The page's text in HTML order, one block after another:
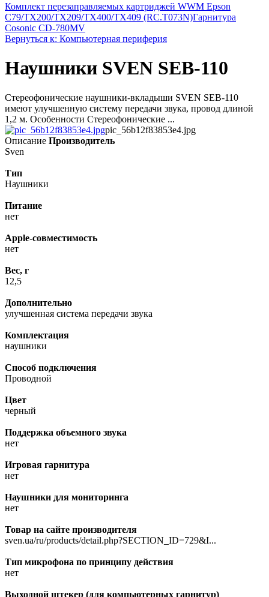
Комплект перезаправляемых картриджей WWM Epson
C79/TX200/TX209/TX400/TX409 (RC.T073N)Гарнитура
Cosonic CD-780MV
Вернуться к: Компьютерная периферия
Наушники SVEN SEB-110
Стереофонические наушники-вкладыши SVEN SEB-110
имеют улучшенную систему передачи звука, провод длиной
1,2 м. Особенности Стереофонические ...
pic_56b12f83853e4.jpg
Описание Производитель
Sven
Тип
Наушники
Питание
нет
Apple-совместимость
нет
Вес, г
12,5
Дополнительно
улучшенная система передачи звука
Комплектация
наушники
Способ подключения
Проводной
Цвет
черный
Поддержка объемного звука
нет
Игровая гарнитура
нет
Наушники для мониторинга
нет
Товар на сайте производителя
sven.ua/ru/products/detail.php?SECTION_ID=729&I...
Тип микрофона по принципу действия
нет
Выходной штекер (для компьютерных гарнитур)